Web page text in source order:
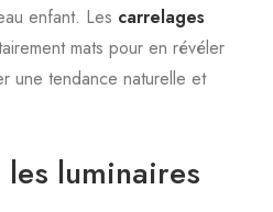
enfant. Les carrelages
mats pour en révéler
une tendance naturelle et
luminaires